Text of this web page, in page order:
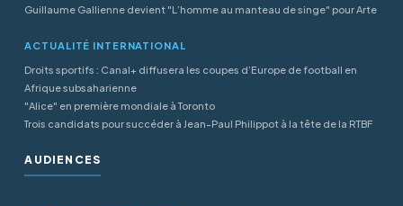
Guillaume Gallienne devient "L’homme au manteau de singe" pour Arte
ACTUALITÉ INTERNATIONAL
Droits sportifs : Canal+ diffusera les coupes d’Europe de football en
Afrique subsaharienne
"Alice" en première mondiale à Toronto
Trois candidats pour succéder à Jean-Paul Philippot à la tête de la RTBF
AUDIENCES